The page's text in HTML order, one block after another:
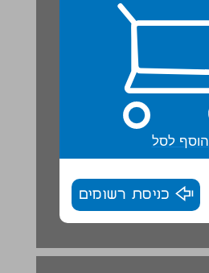
הוסף לסל
כניסת רשומים